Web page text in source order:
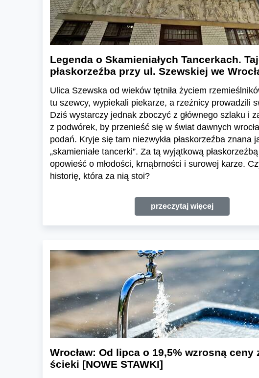
Legenda o Skamieniałych Tancerkach.
płaskorzeźba przy ul. Szewskiej we
Ulica Szewska od wieków tętniła życiem
tu szewcy, wypiekali piekarze, a rzeźnicy prowadzili
Dziś wystarczy jednak zboczyć z głównego szlaku i
z podwórek, by przenieść się w świat dawnych
podań. Kryje się tam niezwykła płaskorzeźba znana
„skamieniałe tancerki”. Za tą wyjątkową
opowieść o młodości, krnąbrności i surowej karze.
historię, która za nią stoi?
przeczytaj więcej
Wrocław: Od lipca o 19,5% wzrosną ceny
ścieki [NOWE STAWKI]